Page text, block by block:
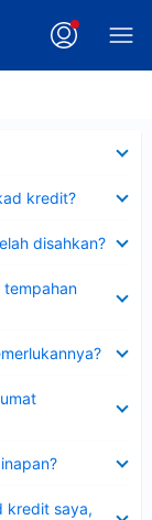
kredit?
disahkan?
tempahan
kredit saya,